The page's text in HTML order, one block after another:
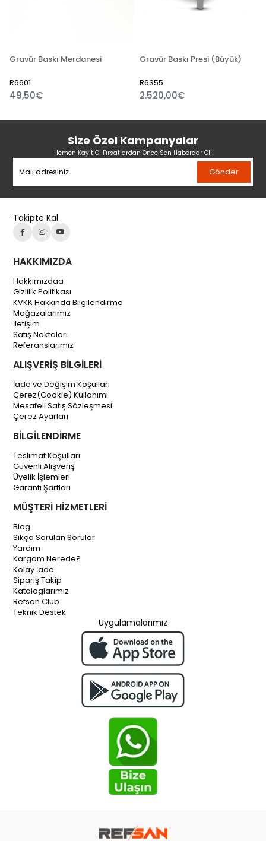
Gravür Baskı Merdanesi
R6601
49,50€
Gravür Baskı Presi (Büyük)
R6355
2.520,00€
Size Özel Kampanyalar
Hemen Kayıt Ol Fırsatlardan Önce Sen Haberdar Ol!
Gönder
Takipte Kal
HAKKIMIZDA
Hakkımızdaa
Gizlilik Politikası
KVKK Hakkında Bilgilendirme
Mağazalarımız
İletişim
Satış Noktaları
Referanslarımız
ALIŞVERİŞ BİLGİLERİ
İade ve Değişim Koşulları
Çerez(Cookie) Kullanımı
Mesafeli Satış Sözleşmesi
Çerez Ayarları
BİLGİLENDİRME
Teslimat Koşulları
Güvenli Alışveriş
Üyelik İşlemleri
Garanti Şartları
MÜŞTERİ HİZMETLERİ
Blog
Sıkça Sorulan Sorular
Yardım
Kargom Nerede?
Kolay İade
Sipariş Takip
Kataloglarımız
Refsan Club
Teknik Destek
Uygulamalarımız